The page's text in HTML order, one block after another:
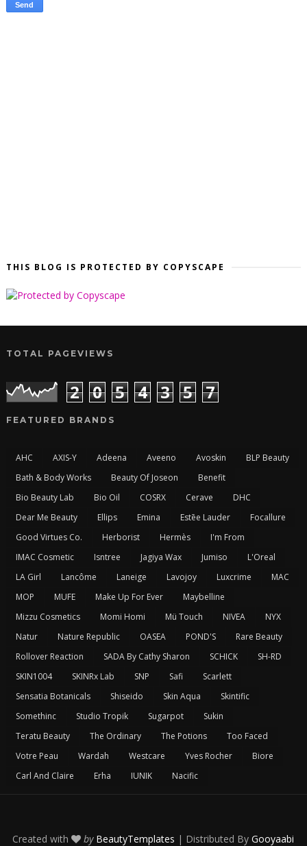
THIS BLOG IS PROTECTED BY COPYSCAPE
TOTAL PAGEVIEWS
2 0 5 4 3 5 7
FEATURED BRANDS
AHC AXIS-Y Adeena Aveeno Avoskin
BLP Beauty
Bath & Body Works
Beauty Of Joseon
Benefit
Bio Beauty Lab
Bio Oil COSRX Cerave
DHC
Dear Me Beauty
Ellips Emina Estēe Lauder
Focallure
Good Virtues Co.
Herborist Hermès
I'm From
IMAC Cosmetic
Isntree Jagiya Wax Jumiso
L'Oreal
LA Girl
Lancôme Laneige Lavojoy Luxcrime
MAC
MOP
MUFE Make Up For Ever
Maybelline
Mizzu Cosmetics
Momi Homi Mü Touch NIVEA
NYX
Natur
Nature Republic OASEA POND'S
Rare Beauty
Rollover Reaction
SADA By Cathy Sharon SCHICK
SH-RD
SKIN1004
SKINRx Lab SNP Safi
Scarlett
Sensatia Botanicals
Shiseido Skin Aqua
Skintific
Somethinc
Studio Tropik Sugarpot
Sukin
Teratu Beauty
The Ordinary The Potions
Too Faced
Votre Peau
Wardah Westcare Yves Rocher
Biore
Carl And Claire
Erha IUNIK Nacific
Created with by BeautyTemplates | Distributed ByGooyaabi